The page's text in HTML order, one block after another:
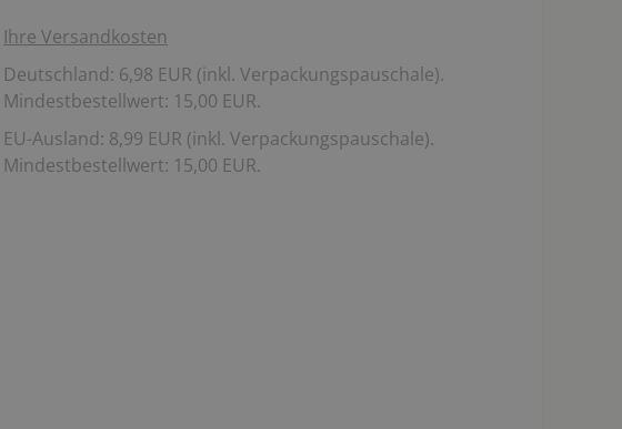
Ihre Versandkosten
Deutschland: 6,98 EUR (inkl. Verpackungspauschale).
Mindestbestellwert: 15,00 EUR.
EU-Ausland: 8,99 EUR (inkl. Verpackungspauschale).
Mindestbestellwert: 15,00 EUR.